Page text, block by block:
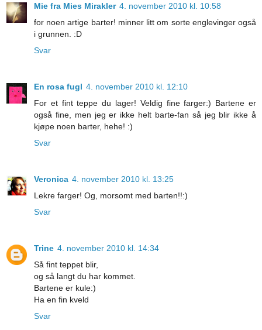
Mie fra Mies Mirakler 4. november 2010 kl. 10:58
for noen artige barter! minner litt om sorte englevinger også
i grunnen. :D
Svar
En rosa fugl 4. november 2010 kl. 12:10
For et fint teppe du lager! Veldig fine farger:) Bartene er
også fine, men jeg er ikke helt barte-fan så jeg blir ikke å
kjøpe noen barter, hehe! :)
Svar
Veronica 4. november 2010 kl. 13:25
Lekre farger! Og, morsomt med barten!!:)
Svar
Trine 4. november 2010 kl. 14:34
Så fint teppet blir,
og så langt du har kommet.
Bartene er kule:)
Ha en fin kveld
Svar